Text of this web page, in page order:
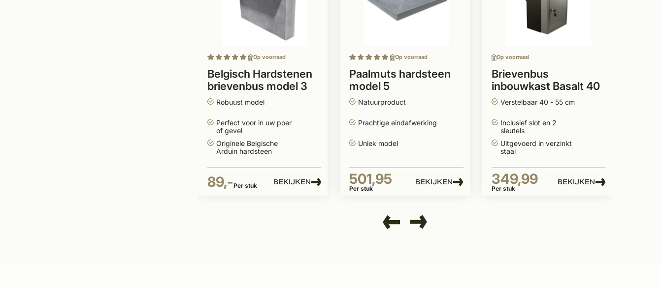
Op voorraad
Belgisch Hardstenen
brievenbus model 3
Robuust model
Perfect voor in uw poer
of gevel
Originele Belgische
Arduin hardsteen
89,-Per stuk BEKIJKEN
Op voorraad
Paalmuts hardsteen
model 5
Natuurproduct
Prachtige eindafwerking
Uniek model
501,95
Per stuk
BEKIJKEN
Op voorraad
Brievenbus
inbouwkast Basalt 40
- 55 cm
Verstelbaar 40 - 55 cm
Inclusief slot en 2
sleutels
Uitgevoerd in verzinkt
staal
349,99
Per stuk
BEKIJKEN